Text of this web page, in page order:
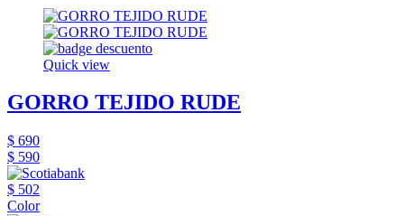
Quick view
GORRO TEJIDO RUDE
$ 690
$ 590
$ 502
Color